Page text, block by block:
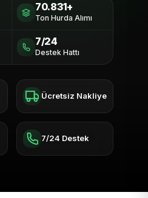
70.831+
Ton Hurda Alımı
7/24
Destek Hattı
Ücretsiz Nakliye
7/24 Destek